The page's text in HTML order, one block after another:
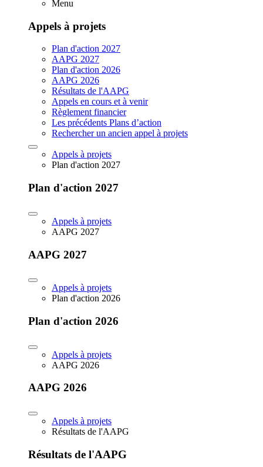
Menu
Appels à projets
Plan d'action 2027
AAPG 2027
Plan d'action 2026
AAPG 2026
Résultats de l'AAPG
Appels en cours et à venir
Règlement financier
Les précédents Plans d’action
Rechercher un ancien appel à projets
Appels à projets
Plan d'action 2027
Plan d'action 2027
Appels à projets
AAPG 2027
AAPG 2027
Appels à projets
Plan d'action 2026
Plan d'action 2026
Appels à projets
AAPG 2026
AAPG 2026
Appels à projets
Résultats de l'AAPG
Résultats de l'AAPG